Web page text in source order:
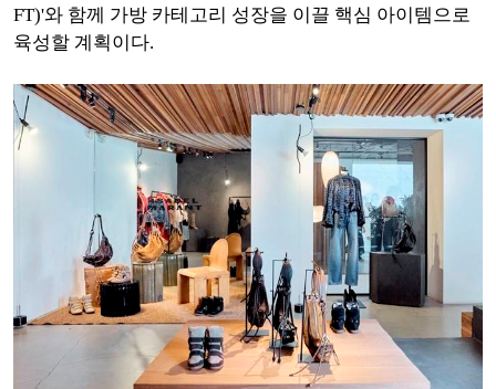
FT)'와 함께 가방 카테고리 성장을 이끌 핵심 아이템으로
육성할 계획이다.